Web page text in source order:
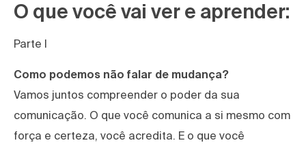
O que você vai ver e aprender:
Parte l
Como podemos não falar de mudança?
Vamos juntos compreender o poder da sua
comunicação. O que você comunica a si mesmo com
força e certeza, você acredita. E o que você